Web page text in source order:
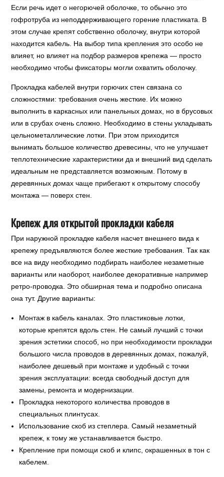
Если речь идет о негорючей оболочке, то обычно это
гофротруба из неподдерживающего горение пластиката. В
этом случае крепят собственно оболочку, внутри которой
находится кабель. На выбор типа крепления это особо не
влияет, но влияет на подбор размеров крепежа — просто
необходимо чтобы фиксаторы могли охватить оболочку.
Прокладка кабелей внутри горючих стен связана со
сложностями: требования очень жесткие. Их можно
выполнить в каркасных или панельных домах, но в брусовых
или в срубах очень сложно. Необходимо в стены укладывать
цельнометаллические лотки. При этом приходится
вынимать большое количество древесины, что не улучшает
теплотехнические характеристики да и внешний вид сделать
идеальным не представляется возможным. Потому в
деревянных домах чаще прибегают к открытому способу
монтажа — поверх стен.
Крепеж для открытой прокладки кабеля
При наружной прокладке кабеля насчет внешнего вида к
крепежу предъявляются более жесткие требования. Так как
все на виду необходимо подбирать наиболее незаметные
варианты или наоборот, наиболее декоративные например
ретро-проводка. Это обширная тема и подробно описана
она тут. Другие варианты:
Монтаж в кабель каналах. Это пластиковые лотки,
которые крепятся вдоль стен. Не самый лучший с точки
зрения эстетики способ, но при необходимости прокладки
большого числа проводов в деревянных домах, пожалуй,
наиболее дешевый при монтаже и удобный с точки
зрения эксплуатации: всегда свободный доступ для
замены, ремонта и модернизации.
Прокладка некоторого количества проводов в
специальных плинтусах.
Использование скоб из степлера. Самый незаметный
крепеж, к тому же устанавливается быстро.
Крепление при помощи скоб и клипс, окрашенных в тон с
кабелем.